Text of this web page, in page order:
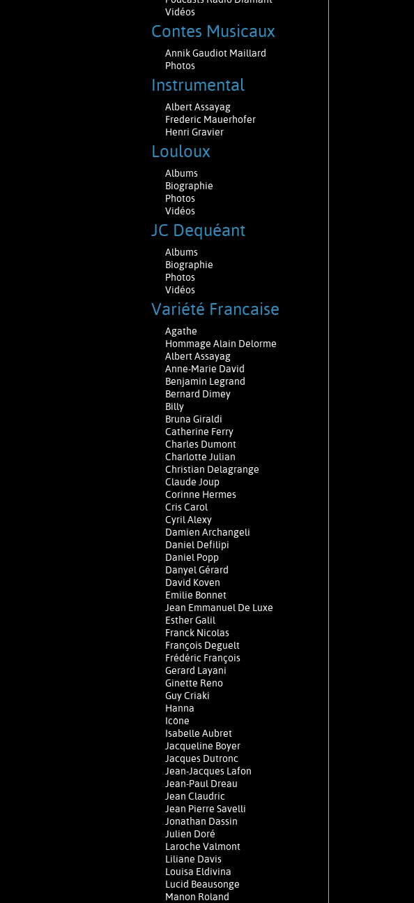
Vidéos
Contes Musicaux
Annik Gaudiot Maillard
Photos
Instrumental
Albert Assayag
Frederic Mauerhofer
Henri Gravier
Louloux
Albums
Biographie
Photos
Vidéos
JC Dequéant
Albums
Biographie
Photos
Vidéos
Variété Francaise
Agathe
Hommage Alain Delorme
Albert Assayag
Anne-Marie David
Benjamin Legrand
Bernard Dimey
Billy
Bruna Giraldi
Catherine Ferry
Charles Dumont
Charlotte Julian
Christian Delagrange
Claude Joup
Corinne Hermes
Cris Carol
Cyril Alexy
Damien Archangeli
Daniel Defilipi
Daniel Popp
Danyel Gérard
David Koven
Emilie Bonnet
Jean Emmanuel De Luxe
Esther Galil
Franck Nicolas
François Deguelt
Frédéric François
Gerard Layani
Ginette Reno
Guy Criaki
Hanna
Icône
Isabelle Aubret
Jacqueline Boyer
Jacques Dutronc
Jean-Jacques Lafon
Jean-Paul Dreau
Jean Claudric
Jean Pierre Savelli
Jonathan Dassin
Julien Doré
Laroche Valmont
Liliane Davis
Louisa Eldivina
Lucid Beausonge
Manon Roland